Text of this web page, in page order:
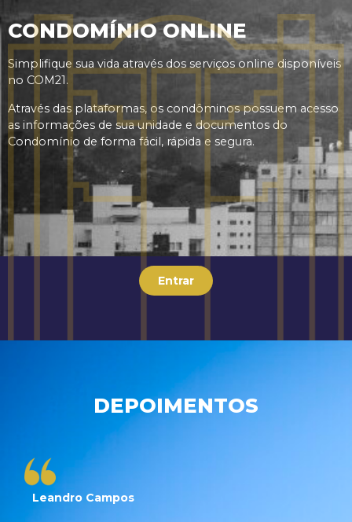
CONDOMÍNIO ONLINE
Simplifique sua vida através dos serviços online disponíveis
no COM21.
Através das plataformas, os condôminos possuem acesso
as informações de sua unidade e documentos do
Condomínio de forma fácil, rápida e segura.
Entrar
DEPOIMENTOS
Leandro Campos